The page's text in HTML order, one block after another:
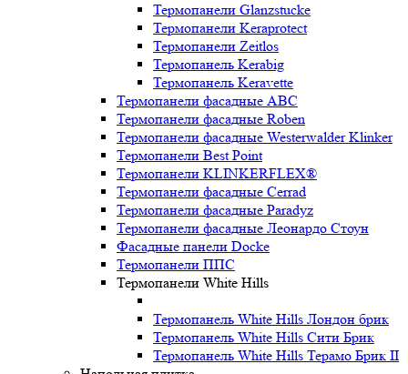
Термопанели Glanzstucke
Термопанели Keraprotect
Термопанели Zeitlos
Термопанель Kerabig
Термопанель Keravette
Термопанели фасадные ABC
Термопанели фасадные Roben
Термопанели фасадные Westerwalder Klinker
Термопанели Best Point
Термопанели KLINKERFLEX®
Термопанели фасадные Cerrad
Термопанели фасадные Paradyz
Термопанели фасадные Леонардо Стоун
Фасадные панели Docke
Термопанели ППС
Термопанели White Hills
Термопанель White Hills Лондон брик
Термопанель White Hills Сити Брик
Термопанель White Hills Терамо Брик II